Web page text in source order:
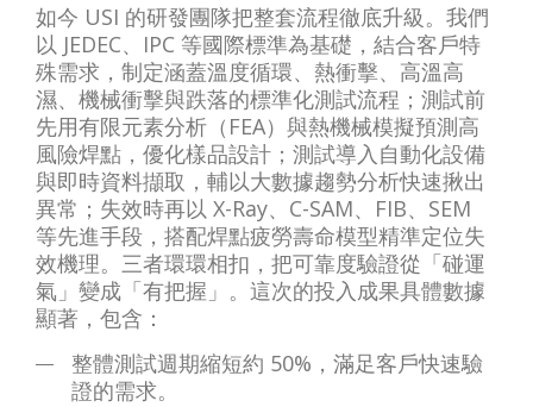
如今 USI 的研發團隊把整套流程徹底升級。我們
以 JEDEC、IPC 等國際標準為基礎，結合客戶特
殊需求，制定涵蓋溫度循環、熱衝擊、高溫高
濕、機械衝擊與跌落的標準化測試流程；測試前
先用有限元素分析（FEA）與熱機械模擬預測高
風險焊點，優化樣品設計；測試導入自動化設備
與即時資料擷取，輔以大數據趨勢分析快速揪出
異常；失效時再以 X-Ray、C-SAM、FIB、SEM
等先進手段，搭配焊點疲勞壽命模型精準定位失
效機理。三者環環相扣，把可靠度驗證從「碰運
氣」變成「有把握」。這次的投入成果具體數據
顯著，包含：
整體測試週期縮短約 50%，滿足客戶快速驗
證的需求。